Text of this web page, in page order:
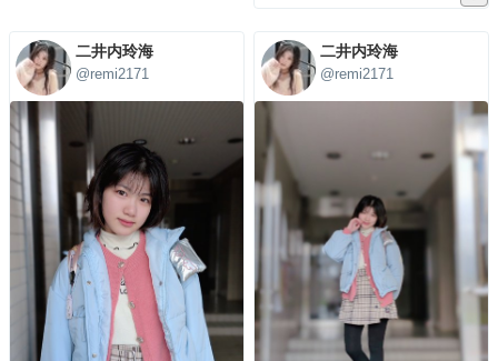
二井内玲海
@remi2171
二井内玲海
@remi2171